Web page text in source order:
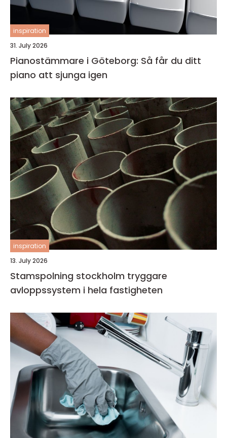
inspiration
31. July 2026
Pianostämmare i Göteborg: Så får du ditt
piano att sjunga igen
inspiration
13. July 2026
Stamspolning stockholm tryggare
avloppssystem i hela fastigheten